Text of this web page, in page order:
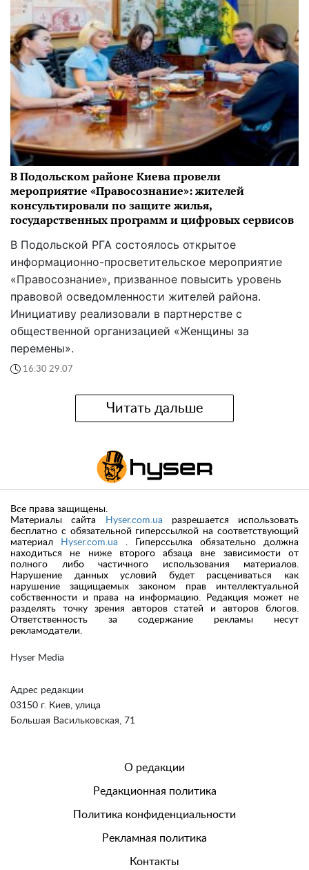
В Подольском районе Киева провели
мероприятие «Правосознание»: жителей
консультировали по защите жилья,
государственных программ и цифровых сервисов
В Подольской РГА состоялось открытое
информационно-просветительское мероприятие
«Правосознание», призванное повысить уровень
правовой осведомленности жителей района.
Инициативу реализовали в партнерстве с
общественной организацией «Женщины за
перемены».
16:30 29.07
Читать дальше
Hyser Media
Адрес редакции
03150 г. Киев, улица
Большая Васильковская, 71
Все права защищены.
Материалы сайта
Hyser.com.ua разрешается использовать
бесплатно с обязательной гиперссылкой на соответствующий
материал
Hyser.com.ua . Гиперссылка обязательно должна
находиться не ниже второго абзаца вне зависимости от
полного либо частичного использования материалов.
Нарушение данных условий будет расцениваться как
нарушение защищаемых законом прав интеллектуальной
собственности и права на информацию. Редакция может не
разделять точку зрения авторов статей и авторов блогов.
Ответственность за содержание рекламы несут
рекламодатели.
О редакции
Редакционная политика
Политика конфиденциальности
Рекламная политика
Контакты